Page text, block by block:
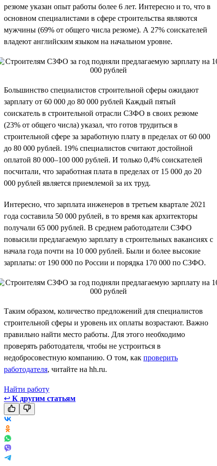
резюме указан опыт работы более 6 лет. Интересно и то, что в
основном специалистами в сфере строительства являются
мужчины (69% от общего числа резюме). А 27% соискателей
владеют английским языком на начальном уровне.
Большинство специалистов строительной сферы ожидают
зарплату от 60 000 до 80 000 рублей Каждый пятый
соискатель в строительной отрасли СЗФО в своих резюме
(23% от общего числа) указал, что готов трудиться в
строительной сфере за заработную плату в пределах от 60 000
до 80 000 рублей. 19% специалистов считают достойной
оплатой 80 000–100 000 рублей. И только 0,4% соискателей
посчитали, что заработная плата в пределах от 15 000 до 20
000 рублей является приемлемой за их труд.
Интересно, что зарплата инженеров в третьем квартале 2021
года составила 50 000 рублей, в то время как архитекторы
получали 65 000 рублей. В среднем работодатели СЗФО
повысили предлагаемую зарплату в строительных вакансиях с
начала года почти на 10 000 рублей. Были и более высокие
зарплаты: от 190 000 по России и порядка 170 000 по СЗФО.
Таким образом, количество предложений для специалистов
строительной сферы и уровень их оплаты возрастают. Важно
правильно найти место работы. Для этого необходимо
проверять работодателя, чтобы не устроиться в
недобросовестную компанию. О том, как проверить
работодателя, читайте на hh.ru.
Найти работу
↩ К другим статьям